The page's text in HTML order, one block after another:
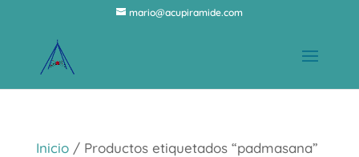
mario@acupiramide.com
Inicio/ Productos etiquetados “padmasana”